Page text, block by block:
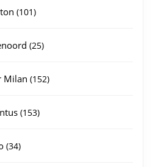
101101
2525
Milan 152152
153153
3434